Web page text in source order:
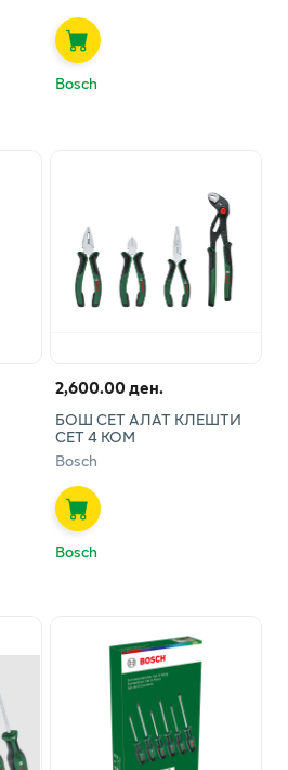
Bosch
2,600.00 ден.
БОШ СЕТ АЛАТ КЛЕШТИ
СЕТ 4 КОМ
Bosch
Bosch